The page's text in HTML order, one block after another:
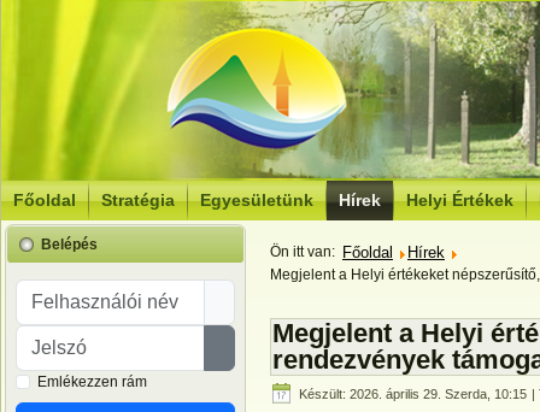
Főoldal Stratégia Egyesületünk Hírek Helyi Értékek
Belépés
Felhasználói név
Jelszó
Jelszó megjelenítése
Emlékezzen rám
Ön itt van: Főoldal Hírek
Megjelent a Helyi értékeket
Megjelent a Helyi
rendezvények
Készült: 2026. április 29. Szerda, 10:15 |